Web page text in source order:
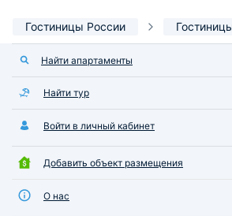
Гостиницы России
Найти апартаменты
Найти тур
Войти в личный кабинет
Добавить объект размещения
О нас